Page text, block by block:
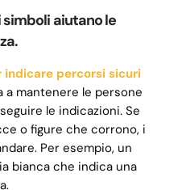
simboli aiutano le
indicare percorsi sicuri
a mantenere le persone
le indicazioni. Se
o figure che corrono, i
Per esempio, un
bianca che indica una